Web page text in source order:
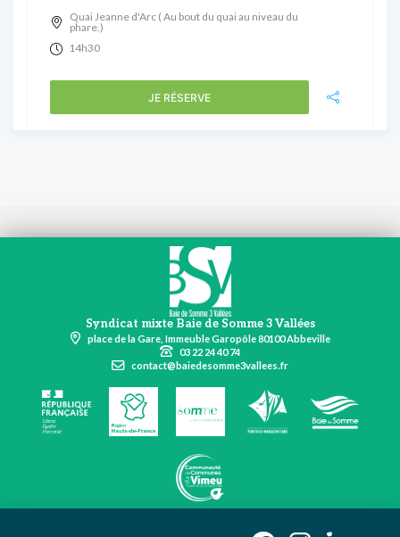
Quai Jeanne d'Arc ( Au bout du quai au niveau du
phare.)
14h30
JE RÉSERVE
Syndicat mixte Baie de Somme 3 Vallées
place de la Gare, Immeuble Garopôle 80100 Abbeville
03 22 24 40 74
contact@baiedesomme3vallees.fr